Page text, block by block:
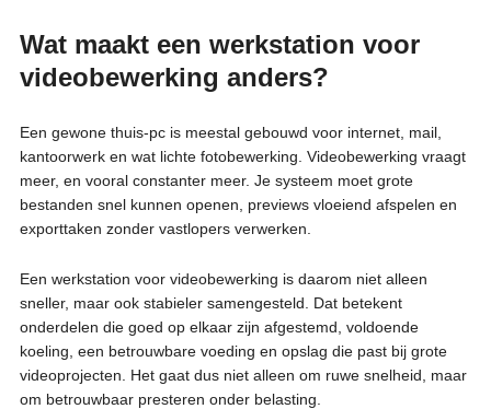
Wat maakt een werkstation voor
videobewerking anders?
Een gewone thuis-pc is meestal gebouwd voor internet, mail,
kantoorwerk en wat lichte fotobewerking. Videobewerking vraagt
meer, en vooral constanter meer. Je systeem moet grote
bestanden snel kunnen openen, previews vloeiend afspelen en
exporttaken zonder vastlopers verwerken.
Een werkstation voor videobewerking is daarom niet alleen
sneller, maar ook stabieler samengesteld. Dat betekent
onderdelen die goed op elkaar zijn afgestemd, voldoende
koeling, een betrouwbare voeding en opslag die past bij grote
videoprojecten. Het gaat dus niet alleen om ruwe snelheid, maar
om betrouwbaar presteren onder belasting.